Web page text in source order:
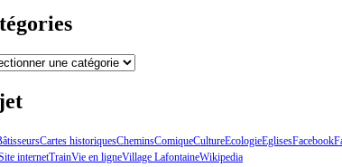
Cartes historiquesCheminsComiqueCultureEcologieEglisesFacebook
internetTrainVie en ligneVillage LafontaineWikipedia